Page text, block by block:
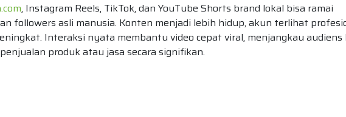
, Instagram Reels, TikTok, dan YouTube Shorts brand lokal bisa ramai
followers asli manusia. Konten menjadi lebih hidup, akun terlihat
Interaksi nyata membantu video cepat viral, menjangkau audiens
produk atau jasa secara signifikan.